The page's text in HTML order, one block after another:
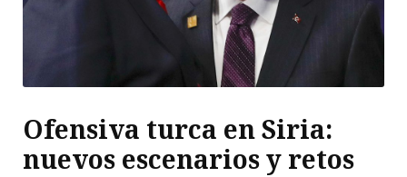
Ofensiva turca en Siria:
nuevos escenarios y retos